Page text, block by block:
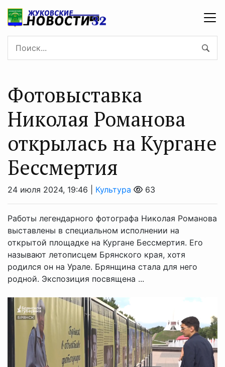
Фотовыставка
Николая Романова
открылась на Кургане
Бессмертия
24 июля 2024, 19:46 | Культура 63
Работы легендарного фотографа Николая Романова
выставлены в специальном исполнении на
открытой площадке на Кургане Бессмертия. Его
называют летописцем Брянского края, хотя
родился он на Урале. Брянщина стала для него
родной. Экспозиция посвящена ...